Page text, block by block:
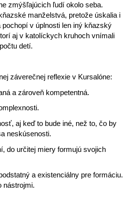
zmýšľajúcich ľudí okolo seba.
manželstvá, pretože úskalia i
pochopí v úplnosti len iný kňazský
aj v katolíckych kruhoch vnímali
detí.
záverečnej reflexie v Kursalóne:
a zároveň kompetentná.
aj keď to bude iné, než to, čo by
neskúsenosti.
do určitej miery formujú svojich
a existenciálny pre formáciu.
nástrojmi.